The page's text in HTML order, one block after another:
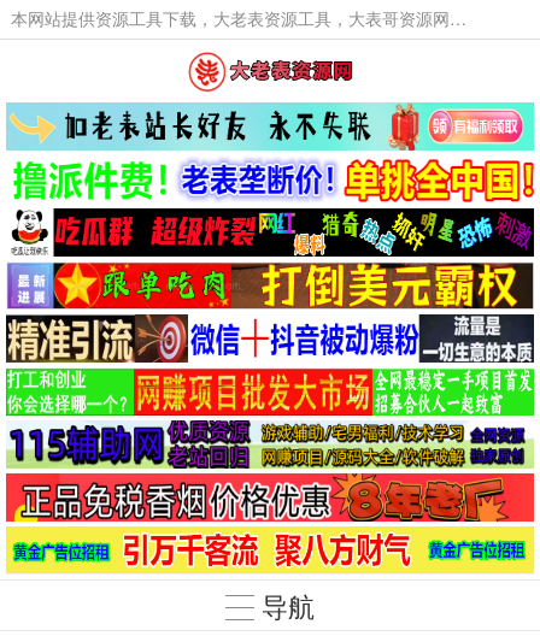
本网站提供资源工具下载，大老表资源工具，大表哥资源网软件工具，大老表资源下载，活动线报福利资源分享,活动线报，大型网游经典游戏，网络热门技术游戏辅助交流与分享。
导航